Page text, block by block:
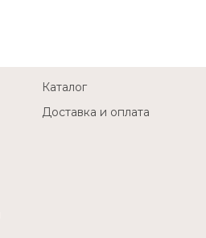
Каталог
Доставка и оплата